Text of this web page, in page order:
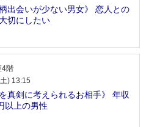
柄出会いが少ない男女》 恋人との
切にしたい
4階
) 13:15
を真剣に考えられるお相手》 年収
以上の男性